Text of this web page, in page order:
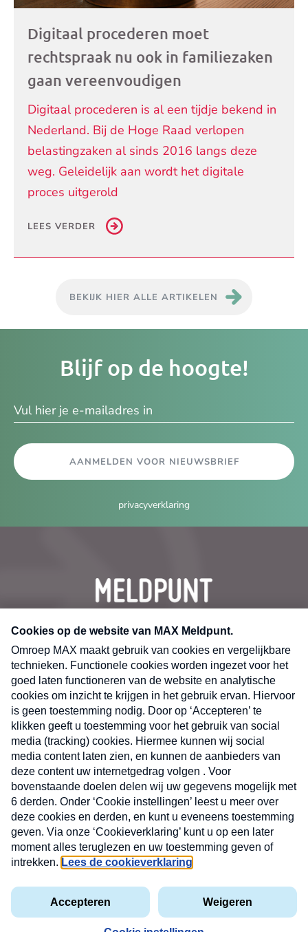
Digitaal procederen moet
rechtspraak nu ook in familiezaken
gaan vereenvoudigen
Digitaal procederen is al een tijdje bekend in
Nederland. Bij de Hoge Raad verlopen
belastingzaken al sinds 2016 langs deze
weg. Geleidelijk aan wordt het digitale
proces uitgerold
LEES VERDER
BEKIJK HIER ALLE ARTIKELEN
Blijf op de hoogte!
AANMELDEN VOOR NIEUWSBRIEF
privacyverklaring
CONTACT
Volg ons op
MAX
Cookieverklaring
Kwetsbaarheid
X
Nieuwsbrief
Neem hier een gratis abonnement op de MAX
Consumenten nieuwsbrief. Elke maandag en
donderdag in uw mailbox.
e-
VOOR
privacyverklaring